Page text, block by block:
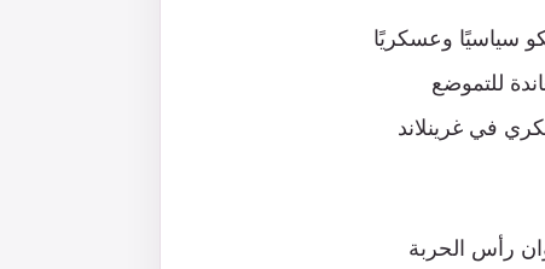
سياسيًا وعسكريًا
للتموضع
في غرينلاند
رأس الحربة